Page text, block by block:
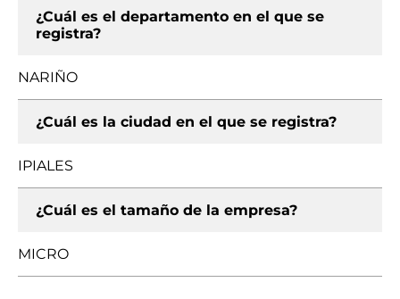
¿Cuál es el departamento en el que se
registra?
NARIÑO
¿Cuál es la ciudad en el que se registra?
IPIALES
¿Cuál es el tamaño de la empresa?
MICRO